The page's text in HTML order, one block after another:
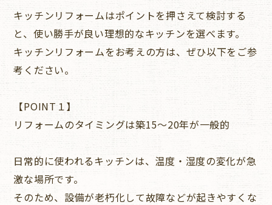
キッチンリフォームはポイントを押さえて検討する
と、使い勝手が良い理想的なキッチンを選べます。
キッチンリフォームをお考えの方は、ぜひ以下をご参
考ください。
【POINT１】
リフォームのタイミングは築15〜20年が一般的
日常的に使われるキッチンは、温度・湿度の変化が急
激な場所です。
そのため、設備が老朽化して故障などが起きやすくな